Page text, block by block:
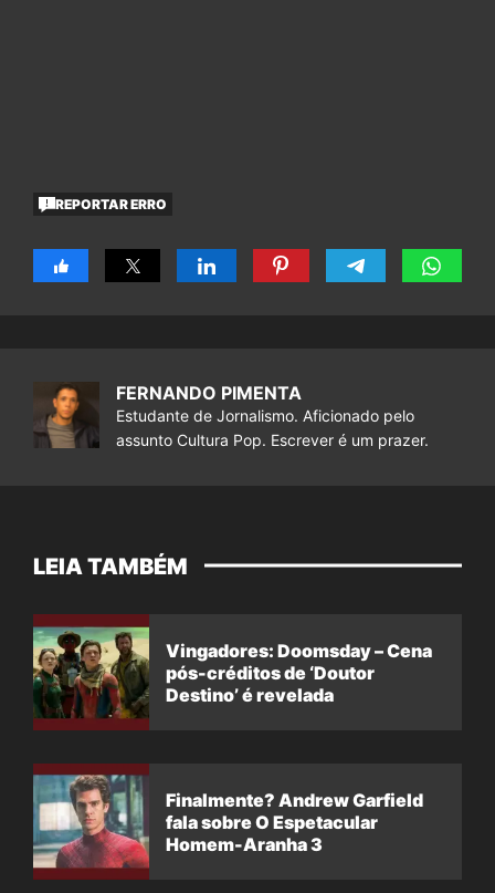
REPORTAR ERRO
FERNANDO PIMENTA
Estudante de Jornalismo. Aficionado pelo
assunto Cultura Pop. Escrever é um prazer.
LEIA TAMBÉM
Vingadores: Doomsday – Cena
pós-créditos de ‘Doutor
Destino’ é revelada
Finalmente? Andrew Garfield
fala sobre O Espetacular
Homem-Aranha 3